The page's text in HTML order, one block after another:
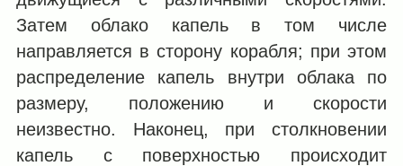
Затем облако капель в том числе
направляется в сторону корабля; при этом
распределение капель внутри облака по
размеру, положению и скорости
неизвестно. Наконец, при столкновении
капель с поверхностью происходит